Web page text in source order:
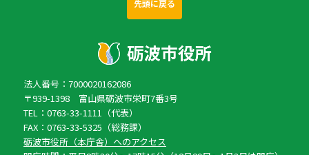
先頭に戻る
法人番号：7000020162086
〒939-1398 富山県砺波市栄町7番3号
TEL：0763-33-1111（代表）
FAX：0763-33-5325（総務課）
砺波市役所（本庁舎）へのアクセス